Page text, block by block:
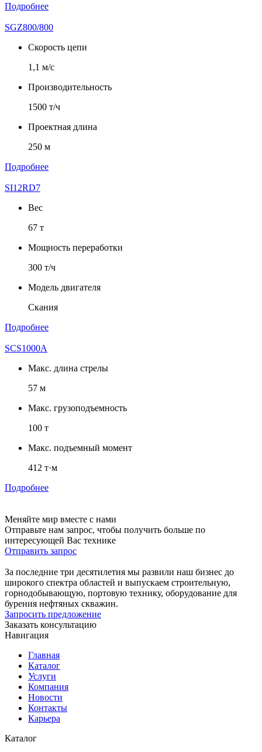
Подробнее
SGZ800/800
Скорость цепи
1,1 м/с
Производительность
1500 т/ч
Проектная длина
250 м
Подробнее
SI12RD7
Вес
67 т
Мощность переработки
300 т/ч
Модель двигателя
Скания
Подробнее
SCS1000A
Макс. длина стрелы
57 м
Макс. грузоподъемность
100 т
Макс. подъемный момент
412 т·м
Подробнее
Меняйте мир вместе с нами
Отправьте нам запрос, чтобы получить больше по
интересующей Вас технике
Отправить запрос
За последние три десятилетия мы развили наш бизнес до
широкого спектра областей и выпускаем строительную,
горнодобывающую, портовую технику, оборудование для
бурения нефтяных скважин.
Запросить предложение
Заказать консультацию
Навигация
Главная
Каталог
Услуги
Компания
Новости
Контакты
Карьера
Каталог